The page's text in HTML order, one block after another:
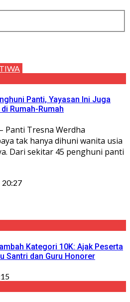
Panti, Yayasan Ini Juga
Rumah-Rumah
Panti Tresna Werdha
tak hanya dihuni wanita usia
Dari sekitar 45 penghuni panti
20:27
Kategori 10K: Ajak Peserta
Santri dan Guru Honorer